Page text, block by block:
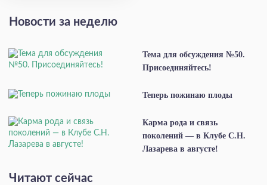
Новости за неделю
Тема для обсуждения №50.
Присоединяйтесь!
Теперь пожинаю плоды
Карма рода и связь
поколений — в Клубе С.Н.
Лазарева в августе!
Читают сейчас